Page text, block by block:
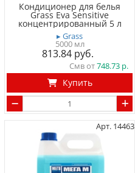
Кондиционер для белья
Grass Eva Sensitive
концентрированный 5 л
▸ Grass
5000 мл
813.84
Смв от748.73
Купить
Арт. 14463